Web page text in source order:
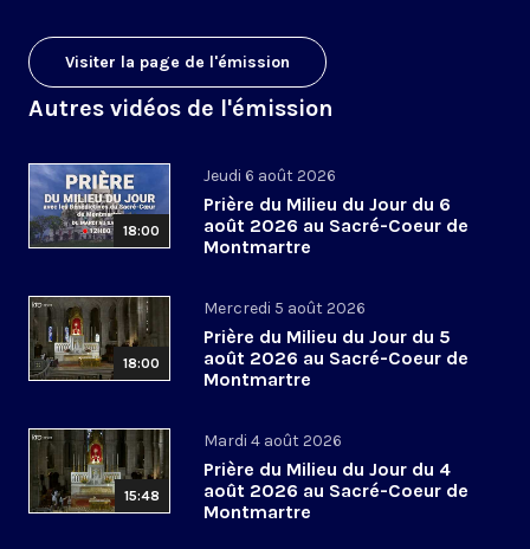
Visiter la page de l'émission
Autres vidéos de l'émission
18:00
Jeudi 6 août 2026
Prière du Milieu du Jour du 6
août 2026 au Sacré-Coeur de
Montmartre
18:00
Mercredi 5 août 2026
Prière du Milieu du Jour du 5
août 2026 au Sacré-Coeur de
Montmartre
15:48
Mardi 4 août 2026
Prière du Milieu du Jour du 4
août 2026 au Sacré-Coeur de
Montmartre